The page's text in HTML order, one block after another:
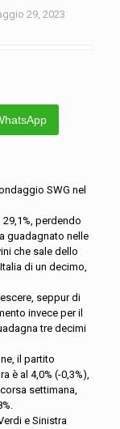
29, 2023
SWG nel
perdendo
guadagnato nelle
che sale dello
di un decimo,
seppur di
invece per il
tre decimi
il partito
è al 4,0% (-0,3%),
settimana,
e Sinistra